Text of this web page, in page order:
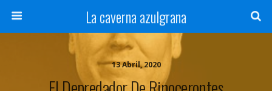
La caverna azulgrana
13 Abril, 2020